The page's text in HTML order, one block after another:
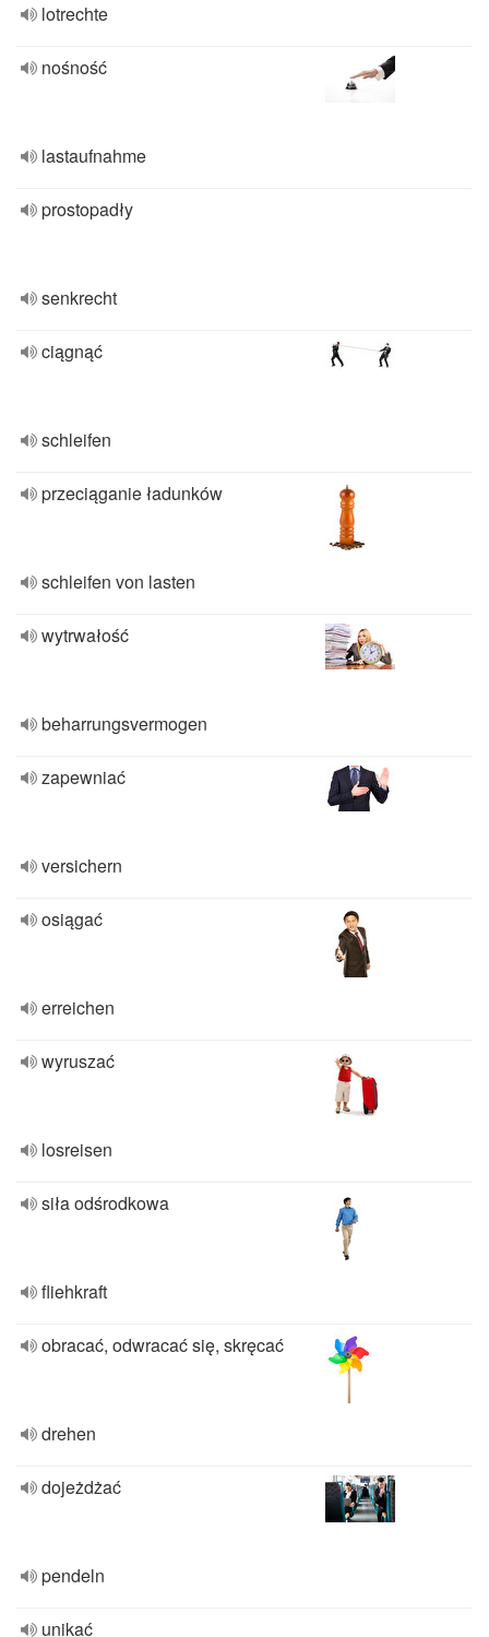
lotrechte
nośność
lastaufnahme
prostopadły
senkrecht
ciągnąć
schleifen
przeciąganie ładunków
schleifen von lasten
wytrwałość
beharrungsvermogen
zapewniać
versichern
osiągać
erreichen
wyruszać
losreisen
siła odśrodkowa
fliehkraft
obracać, odwracać się, skręcać
drehen
dojeżdżać
pendeln
unikać